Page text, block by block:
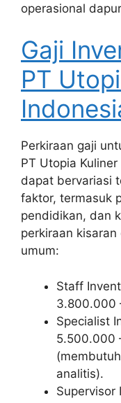
operasional
Gaji
PT
Perkiraan gaji
PT Utopia
dapat bervariasi
faktor, termasuk
pendidikan, dan
perkiraan
umum:
Staff
3.800.000
Specialist
5.500.000
analitis).
Supervisor